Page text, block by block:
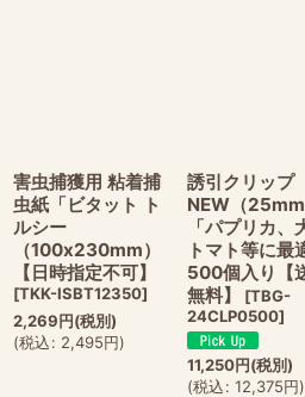
害虫捕獲用 粘着捕
虫紙「ビタット ト
ルシー
（100x230mm）
【日時指定不可】
[TKK-ISBT12350]
2,269円(税別)
(税込: 2,495円)
誘引クリップ
NEW（25mm
「パプリカ、
トマト等に最
500個入り【
無料】
[TBG-
24CLP0500]
11,250円(税別)
(税込: 12,375円)